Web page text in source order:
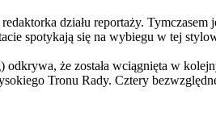
działu reportaży.
spotykają się na wybiegu w tej
że została wciągnięta w
Tronu Rady. Cztery